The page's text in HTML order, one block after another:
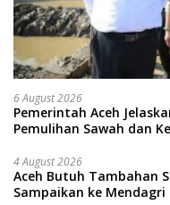
6 August 2026
Pemerintah Aceh
Pemulihan Sawah dan
4 August 2026
Aceh Butuh Tambahan
Sampaikan ke